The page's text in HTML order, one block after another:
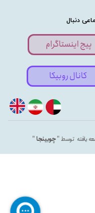
دنبال
یافته توسط "چوبینجا"
پیج اینستاگرام
کانال روبیکا